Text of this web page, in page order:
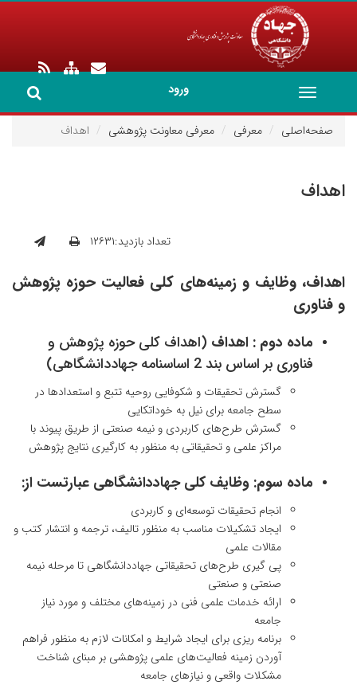
ورود
Toggle
navigation
صفحه‌اصلی
معرفی معرفی معاونت پژوهشی اهداف
اهداف
تعداد بازدید:۱۲۶۳۱
اهداف، وظایف و زمینه‌های کلی فعالیت حوزه پژوهش
و فناوری
ماده دوم : اهداف (اهداف کلی حوزه پژوهش و
فناوری بر اساس بند 2 اساسنامه جهاددانشگاهی)
گسترش تحقیقات و شکوفایی روحیه تتبع و استعدادها در
سطح جامعه برای نیل به خوداتکایی
گسترش طرح‌های کاربردی و نیمه صنعتی از طریق پیوند با
مراکز علمی و تحقیقاتی به منظور به کارگیری نتایج پژوهش
ماده سوم: وظایف کلی جهاددانشگاهی عبارتست از:
انجام تحقیقات توسعه‌ای و کاربردی
ایجاد تشکیلات مناسب به منظور تالیف، ترجمه و انتشار کتب و
مقالات علمی
پی گیری طرح‌های تحقیقاتی جهاددانشگاهی تا مرحله نیمه
صنعتی و صنعتی
ارائه خدمات علمی فنی در زمینه‌های مختلف و مورد نیاز
جامعه
برنامه ریزی برای ایجاد شرایط و امکانات لازم به منظور فراهم
آوردن زمینه فعالیت‌های علمی پژوهشی بر مبنای شناخت
مشکلات واقعی و نیازهای جامعه